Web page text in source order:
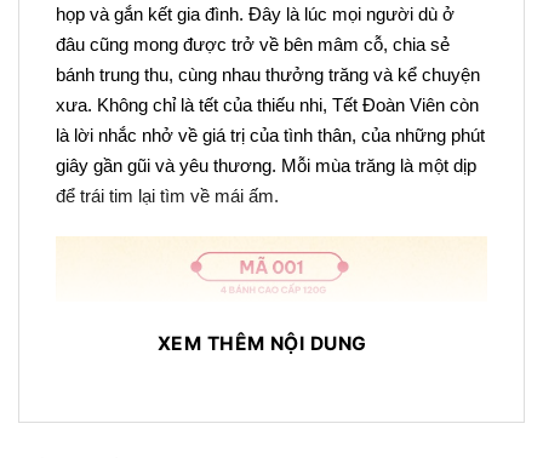
họp và gắn kết gia đình. Đây là lúc mọi người dù ở
đâu cũng mong được trở về bên mâm cỗ, chia sẻ
bánh trung thu, cùng nhau thưởng trăng và kể chuyện
xưa. Không chỉ là tết của thiếu nhi, Tết Đoàn Viên còn
là lời nhắc nhở về giá trị của tình thân, của những phút
giây gần gũi và yêu thương. Mỗi mùa trăng là một dịp
để trái tim lại tìm về mái ấm.
XEM THÊM NỘI DUNG